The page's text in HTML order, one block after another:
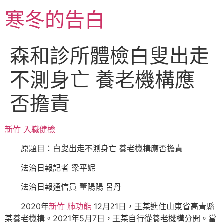
至
主寒冬的告白
森和診所體檢白叟出走
不測身亡 養老機構應
否擔責
新竹 入職健檢
原題目：白叟出走不測身亡 養老機構應否擔責
法治日報記者 梁平妮
法治日報通信員 董陽陽 呂丹
2020年新竹 肺功能 12月21日，王某進住山東省高青縣
某養老機構。2021年5月7日，王某自行從養老機構分開。當